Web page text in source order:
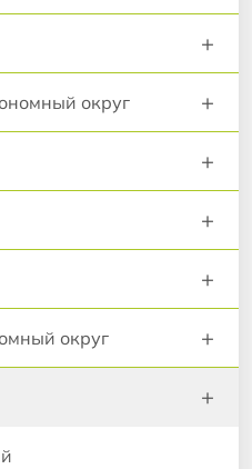
+
округ +
+
+
+
округ +
+